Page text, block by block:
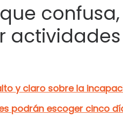
y claro sobre la
podrán escoger cinco